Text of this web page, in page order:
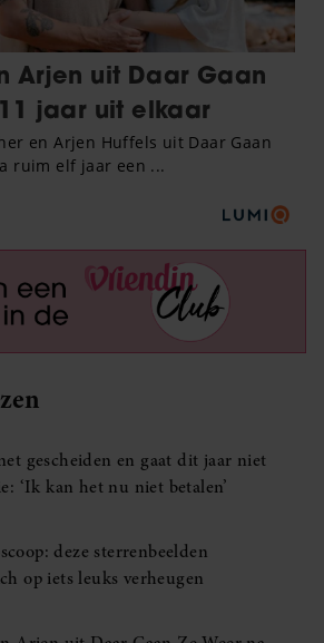
gescheiden en gaat dit jaar niet
‘Ik kan het nu niet betalen’
deze sterrenbeelden
op iets leuks verheugen